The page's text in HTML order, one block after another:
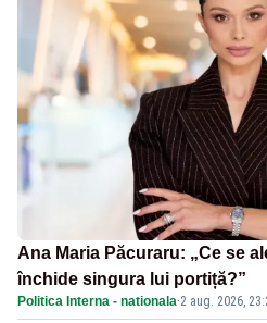
Ana Maria Păcuraru: „Ce se
închide singura lui portiță?”
Politica Interna - nationala·2 aug. 2026,